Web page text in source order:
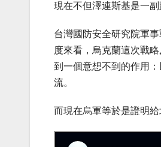
現在不但澤連斯基是一
台灣國防安全研究院軍
度來看，烏克蘭這次戰
到一個意想不到的作用
流。
而現在烏軍等於是證明